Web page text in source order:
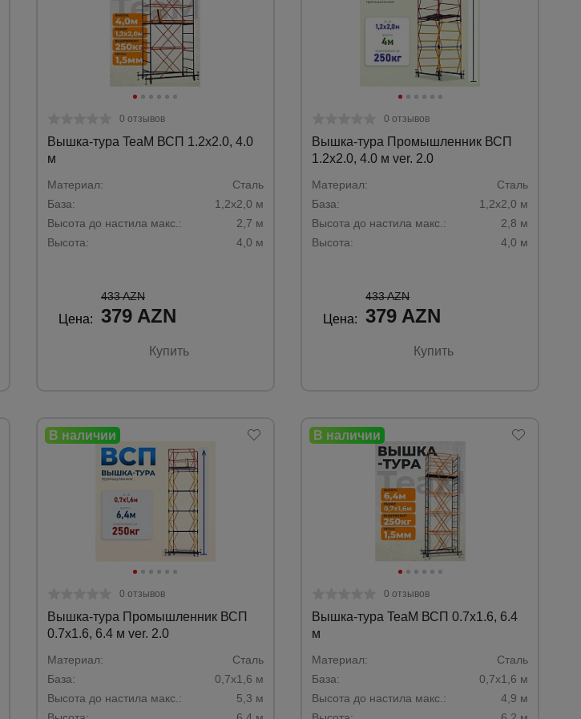
0 отзывов
Вышка-тура TeaM ВСП 1.2х2.0, 4.0
м
Материал:
Сталь
База:
1,2х2,0 м
Высота до настила макс.:
2,7 м
Высота:
4,0 м
Цена:
433 AZN
379 AZN
Купить
0 отзывов
Вышка-тура Промышленник ВСП
1.2х2.0, 4.0 м ver. 2.0
Материал:
Сталь
База:
1,2х2,0 м
Высота до настила макс.:
2,8 м
Высота:
4,0 м
Цена:
433 AZN
379 AZN
Купить
0 отзывов
Вышка-тура Промышленник ВСП
0.7х1.6, 6.4 м ver. 2.0
Материал:
Сталь
База:
0,7х1,6 м
Высота до настила макс.:
5,3 м
0 отзывов
Вышка-тура TeaM ВСП 0.7х1.6, 6.4
м
Материал:
Сталь
База:
0,7х1,6 м
Высота до настила макс.:
4,9 м